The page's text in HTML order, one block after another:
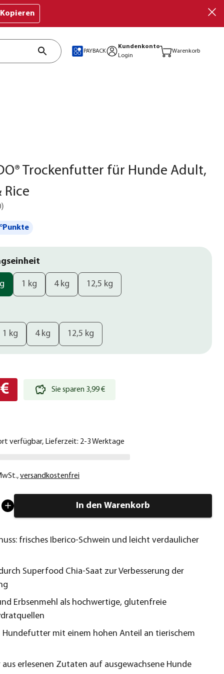
Kopieren
PAYBACK
Kundenkonto
Login
Warenkorb
Trockenfutter für Hunde Adult,
Rice
)
1 kg 4 kg 12,5 kg
1 kg 4 kg 12,5 kg
Sie sparen 3,99 €
verfügbar, Lieferzeit: 2-3 Werktage
,versandkostenfrei
In den Warenkorb
frisches Iberico-Schwein und leicht verdaulicher
Superfood Chia-Saat zur Verbesserung der
Erbsenmehl als hochwertige, glutenfreie
Hundefutter mit einem hohen Anteil an tierischem
aus erlesenen Zutaten auf ausgewachsene Hunde